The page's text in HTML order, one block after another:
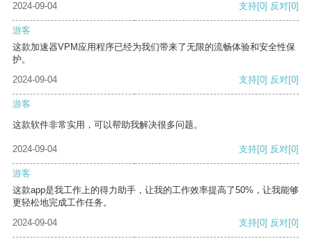
2024-09-04
支持[0] 反对[0]
游客
这款加速器VPM应用程序已经为我们带来了无限的流畅体验和安全性保
护。
2024-09-04
支持[0] 反对[0]
游客
这款软件非常实用，可以帮助我解决很多问题。
2024-09-04 支持[0] 反对[0]
游客
这款app是我工作上的得力助手，让我的工作效率提高了50%，让我能够
更轻松地完成工作任务。
2024-09-04
支持[0] 反对[0]